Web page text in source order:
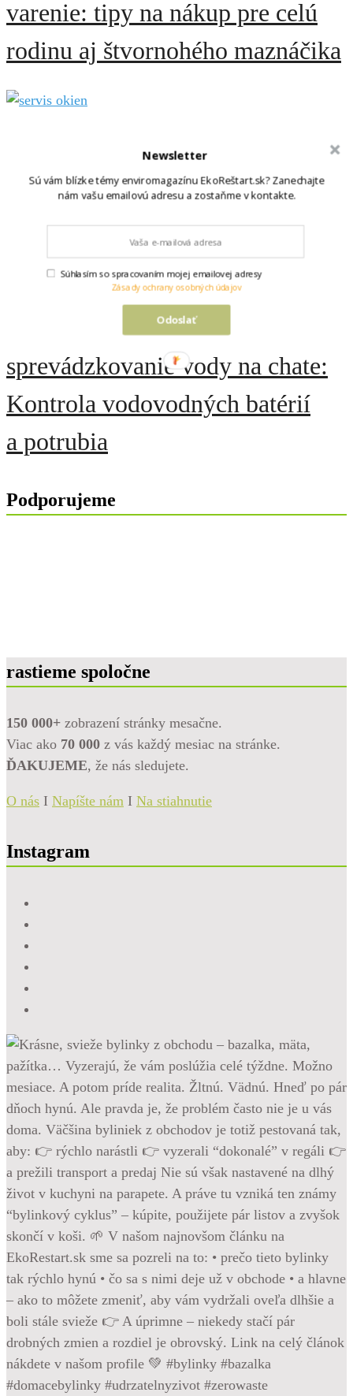
varenie: tipy na nákup pre celú
rodinu aj štvornohého maznáčika
Servis okien na jar: na čo
nezabudnúť po chladných
mesiacoch?
Ako na šetrné jarné
sprevádzkovanie vody na chate:
Kontrola vodovodných batérií
a potrubia
Podporujeme
rastieme spoločne
150 000+ zobrazení stránky mesačne.
Viac ako 70 000 z vás každý mesiac na stránke.
ĎAKUJEME, že nás sledujete.
O nás I Napíšte nám I Na stiahnutie
Instagram
Newsletter
Sú vám blízke témy enviromagazínu EkoReštart.sk? Zanechajte
nám vašu emailovú adresu a zostaňme v kontakte.
Odoslať
Súhlasím so spracovaním mojej emailovej adresy
Zásady ochrany osobných údajov